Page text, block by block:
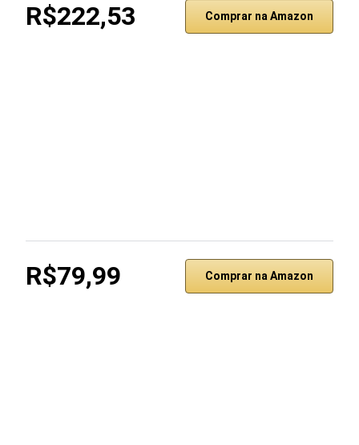
R$222,53 Comprar na Amazon
R$79,99 Comprar na Amazon